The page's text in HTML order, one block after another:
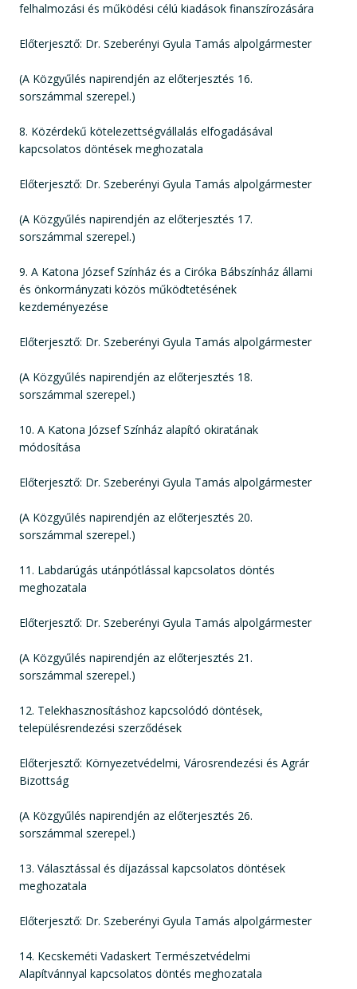
felhalmozási és működési célú kiadások finanszírozására
Előterjesztő: Dr. Szeberényi Gyula Tamás alpolgármester
(A Közgyűlés napirendjén az előterjesztés 16.
sorszámmal szerepel.)
8. Közérdekű kötelezettségvállalás elfogadásával
kapcsolatos döntések meghozatala
Előterjesztő: Dr. Szeberényi Gyula Tamás alpolgármester
(A Közgyűlés napirendjén az előterjesztés 17.
sorszámmal szerepel.)
9. A Katona József Színház és a Ciróka Bábszínház állami
és önkormányzati közös működtetésének
kezdeményezése
Előterjesztő: Dr. Szeberényi Gyula Tamás alpolgármester
(A Közgyűlés napirendjén az előterjesztés 18.
sorszámmal szerepel.)
10. A Katona József Színház alapító okiratának
módosítása
Előterjesztő: Dr. Szeberényi Gyula Tamás alpolgármester
(A Közgyűlés napirendjén az előterjesztés 20.
sorszámmal szerepel.)
11. Labdarúgás utánpótlással kapcsolatos döntés
meghozatala
Előterjesztő: Dr. Szeberényi Gyula Tamás alpolgármester
(A Közgyűlés napirendjén az előterjesztés 21.
sorszámmal szerepel.)
12. Telekhasznosításhoz kapcsolódó döntések,
településrendezési szerződések
Előterjesztő: Környezetvédelmi, Városrendezési és Agrár
Bizottság
(A Közgyűlés napirendjén az előterjesztés 26.
sorszámmal szerepel.)
13. Választással és díjazással kapcsolatos döntések
meghozatala
Előterjesztő: Dr. Szeberényi Gyula Tamás alpolgármester
14. Kecskeméti Vadaskert Természetvédelmi
Alapítvánnyal kapcsolatos döntés meghozatala